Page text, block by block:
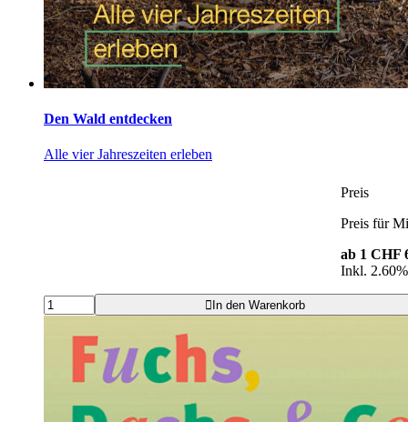
Den Wald entdecken
Alle vier Jahreszeiten erleben
Preis
Preis für
ab 1 CHF
Inkl.
In den Warenkorb